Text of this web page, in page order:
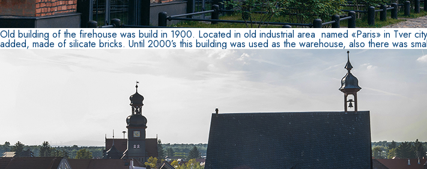
Old building of the firehouse was build in 1900. Located in old industrial area named «Paris» in Tver
added, made of silicate bricks. Until 2000’s this building was used as the warehouse, also there was